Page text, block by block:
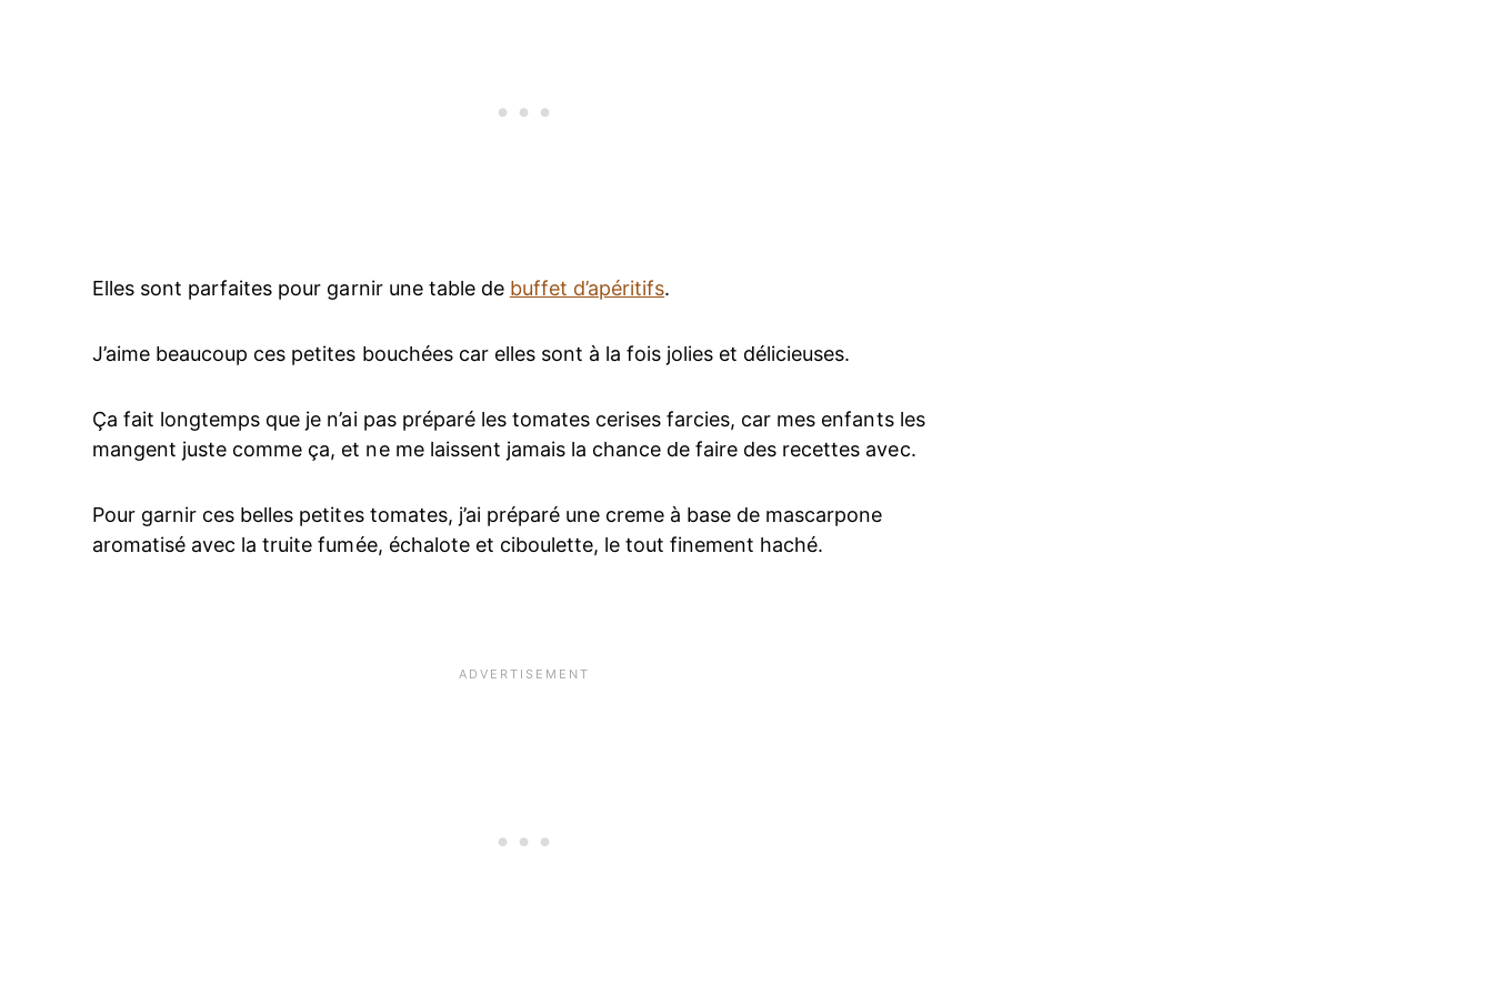
Elles sont parfaites pour garnir une table de buffet d’apéritifs.
J’aime beaucoup ces petites bouchées car elles sont à la fois jolies et délicieuses.
Ça fait longtemps que je n’ai pas préparé les tomates cerises farcies, car mes enfants les
mangent juste comme ça, et ne me laissent jamais la chance de faire des recettes avec.
Pour garnir ces belles petites tomates, j’ai préparé une creme à base de mascarpone
aromatisé avec la truite fumée, échalote et ciboulette, le tout finement haché.